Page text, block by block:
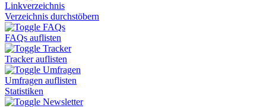
Linkverzeichnis
Verzeichnis durchstöbern
FAQs
FAQs auflisten
Tracker
Tracker auflisten
Umfragen
Umfragen auflisten
Statistiken
Newsletter